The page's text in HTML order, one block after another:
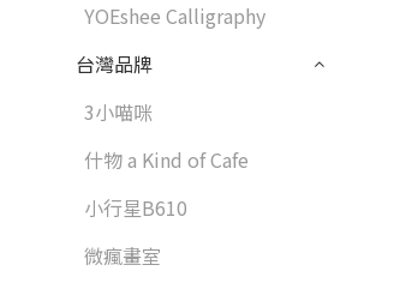
YOEshee Calligraphy
台灣品牌
3小喵咪
什物 a Kind of Cafe
小行星B610
微瘋畫室